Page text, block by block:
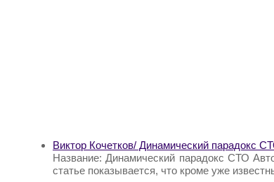
Виктор Кочетков/ Динамический парадокс
Название: Динамический парадокс СТО
статье показывается, что кроме уже